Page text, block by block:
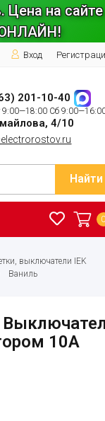
на сайте
ОНЛАЙН!
Вход
201-10-40
Сб
4/10
Найти
выключатели IEK
Ваниль
10А